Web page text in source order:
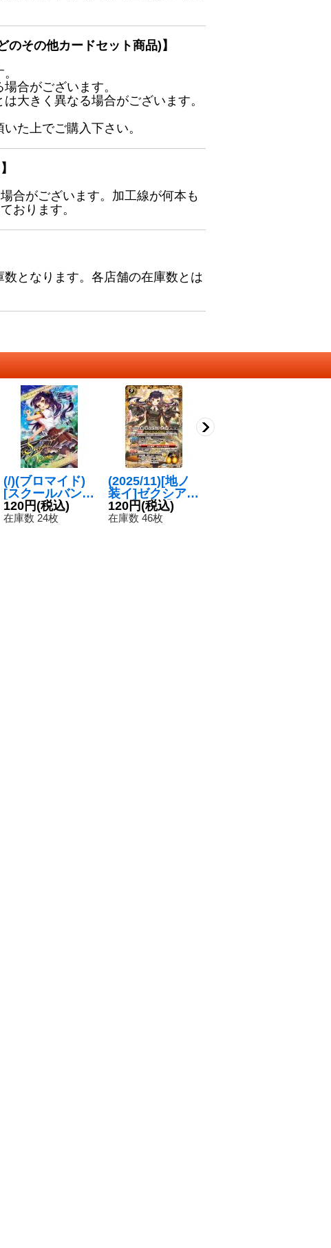
のその他カードセット商品)】
合がございます。
大きく異なる場合がございます。
た上でご購入下さい。
合がございます。加工線が何本も
おります。
となります。各店舗の在庫数とは
(/)(ブロマイド)
[スクールバン
ド]ゼクシア・テ
ンマ「Key」
120円(税込)
在庫数 24枚
(2025/11)[地ノ
装イ]ゼクシア・
テンマ【X】{B
SC46-X05}
120円(税込)
在庫数 46枚